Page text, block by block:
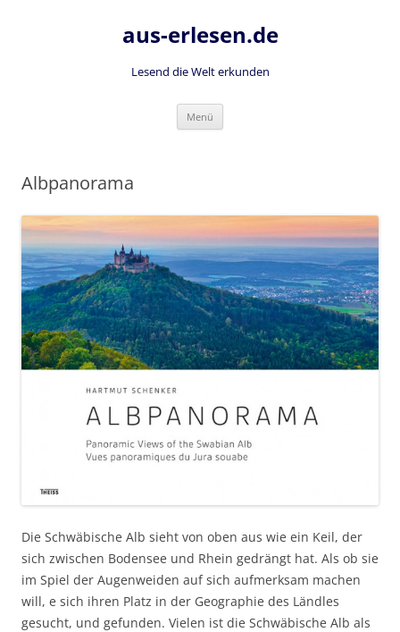
aus-erlesen.de
Lesend die Welt erkunden
Menü
Albpanorama
Die Schwäbische Alb sieht von oben aus wie ein Keil, der
sich zwischen Bodensee und Rhein gedrängt hat. Als ob sie
im Spiel der Augenweiden auf sich aufmerksam machen
will, e sich ihren Platz in der Geographie des Ländles
gesucht, und gefunden. Vielen ist die Schwäbische Alb als